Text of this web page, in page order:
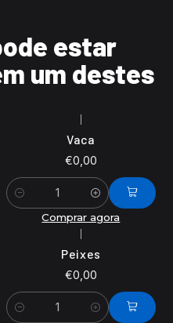
estar
um destes
Vaca
€0,00
Quantidade
Comprar agora
Peixes
€0,00
Quantidade